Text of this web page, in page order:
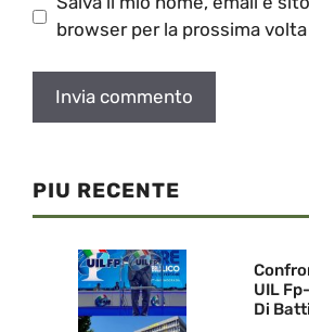
browser per la prossima
PIU RECENTE
UIL
Di